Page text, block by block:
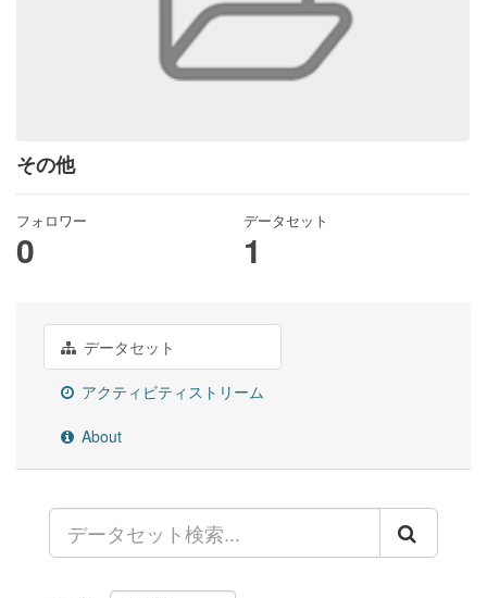
その他
フォロワー
0
データセット
1
データセット
アクティビティストリーム
About